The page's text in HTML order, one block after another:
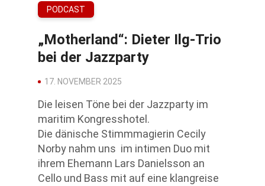
PODCAST
„Motherland“: Dieter Ilg-Trio
bei der Jazzparty
17. NOVEMBER 2025
Die leisen Töne bei der Jazzparty im
maritim Kongresshotel.
Die dänische Stimmmagierin Cecily
Norby nahm uns im intimen Duo mit
ihrem Ehemann Lars Danielsson an
Cello und Bass mit auf eine klangreise